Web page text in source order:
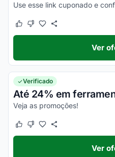
Use esse link cuponado e
Este cupom funcionou
Este cupom não funcionou
Ver
Verificado
Até 24% em
Veja as promoções!
Este cupom funcionou
Este cupom não funcionou
Ver